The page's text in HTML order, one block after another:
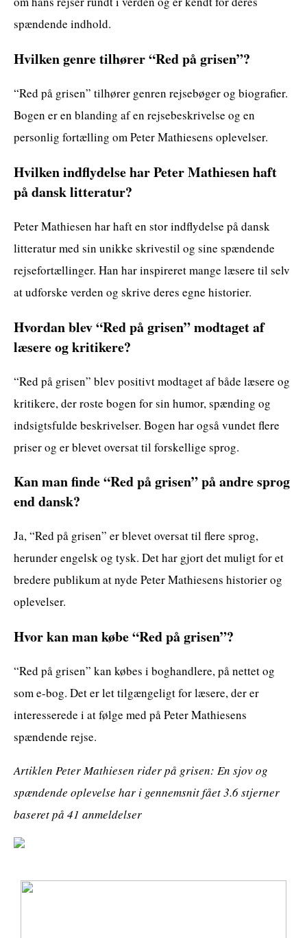
spændende indhold.
Hvilken genre tilhører “Red på grisen”?
“Red på grisen” tilhører genren rejsebøger og biografier.
Bogen er en blanding af en rejsebeskrivelse og en
personlig fortælling om Peter Mathiesens oplevelser.
Hvilken indflydelse har Peter Mathiesen haft
på dansk litteratur?
Peter Mathiesen har haft en stor indflydelse på dansk
litteratur med sin unikke skrivestil og sine spændende
rejsefortællinger. Han har inspireret mange læsere til selv
at udforske verden og skrive deres egne historier.
Hvordan blev “Red på grisen” modtaget af
læsere og kritikere?
“Red på grisen” blev positivt modtaget af både læsere og
kritikere, der roste bogen for sin humor, spænding og
indsigtsfulde beskrivelser. Bogen har også vundet flere
priser og er blevet oversat til forskellige sprog.
Kan man finde “Red på grisen” på andre sprog
end dansk?
Ja, “Red på grisen” er blevet oversat til flere sprog,
herunder engelsk og tysk. Det har gjort det muligt for et
bredere publikum at nyde Peter Mathiesens historier og
oplevelser.
Hvor kan man købe “Red på grisen”?
“Red på grisen” kan købes i boghandlere, på nettet og
som e-bog. Det er let tilgængeligt for læsere, der er
interesserede i at følge med på Peter Mathiesens
spændende rejse.
Artiklen Peter Mathiesen rider på grisen: En sjov og
spændende oplevelse har i gennemsnit fået3.6stjerner
baseret på 41 anmeldelser